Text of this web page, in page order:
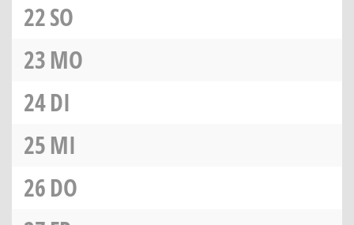
22SO
23MO
24DI
25MI
26DO